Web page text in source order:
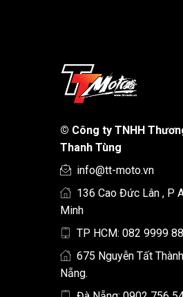
© Công ty TNHH
Thanh Tùng
info@tt-moto.vn
136 Cao Đức Lân , P
Minh
TP HCM: 082 9999
675 Nguyễn Tất
Nẵng.